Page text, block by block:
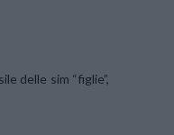
delle sim “figlie”,